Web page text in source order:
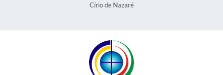
Círio de Nazaré